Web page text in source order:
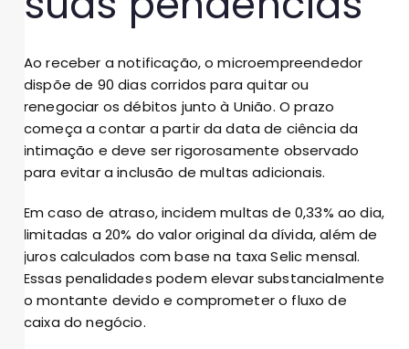
Ao receber a notificação, o microempreendedor
dispõe de 90 dias corridos para quitar ou
renegociar os débitos junto à União. O prazo
começa a contar a partir da data de ciência da
intimação e deve ser rigorosamente observado
para evitar a inclusão de multas adicionais.
Em caso de atraso, incidem multas de 0,33% ao dia,
limitadas a 20% do valor original da dívida, além de
juros calculados com base na taxa Selic mensal.
Essas penalidades podem elevar substancialmente
o montante devido e comprometer o fluxo de
caixa do negócio.